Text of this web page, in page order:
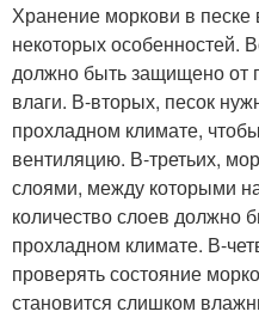
Хранение моркови в песке
некоторых особенностей.
должно быть защищено от
влаги. В-вторых, песок
прохладном климате,
вентиляцию. В-третьих,
слоями, между которыми
количество слоев должно
прохладном климате. В-
проверять состояние
становится слишком